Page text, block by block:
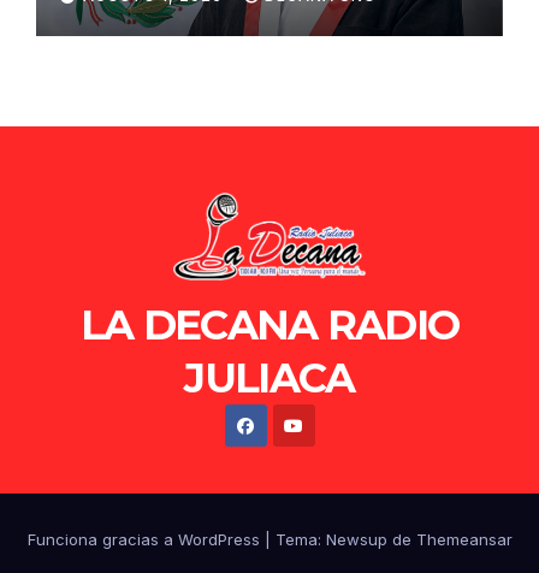
de Ollanta Humala
LA DECANA RADIO
JULIACA
Funciona gracias a WordPress Tema: Newsup de Themeansar